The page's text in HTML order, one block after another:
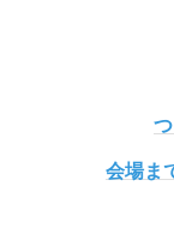
会場ま